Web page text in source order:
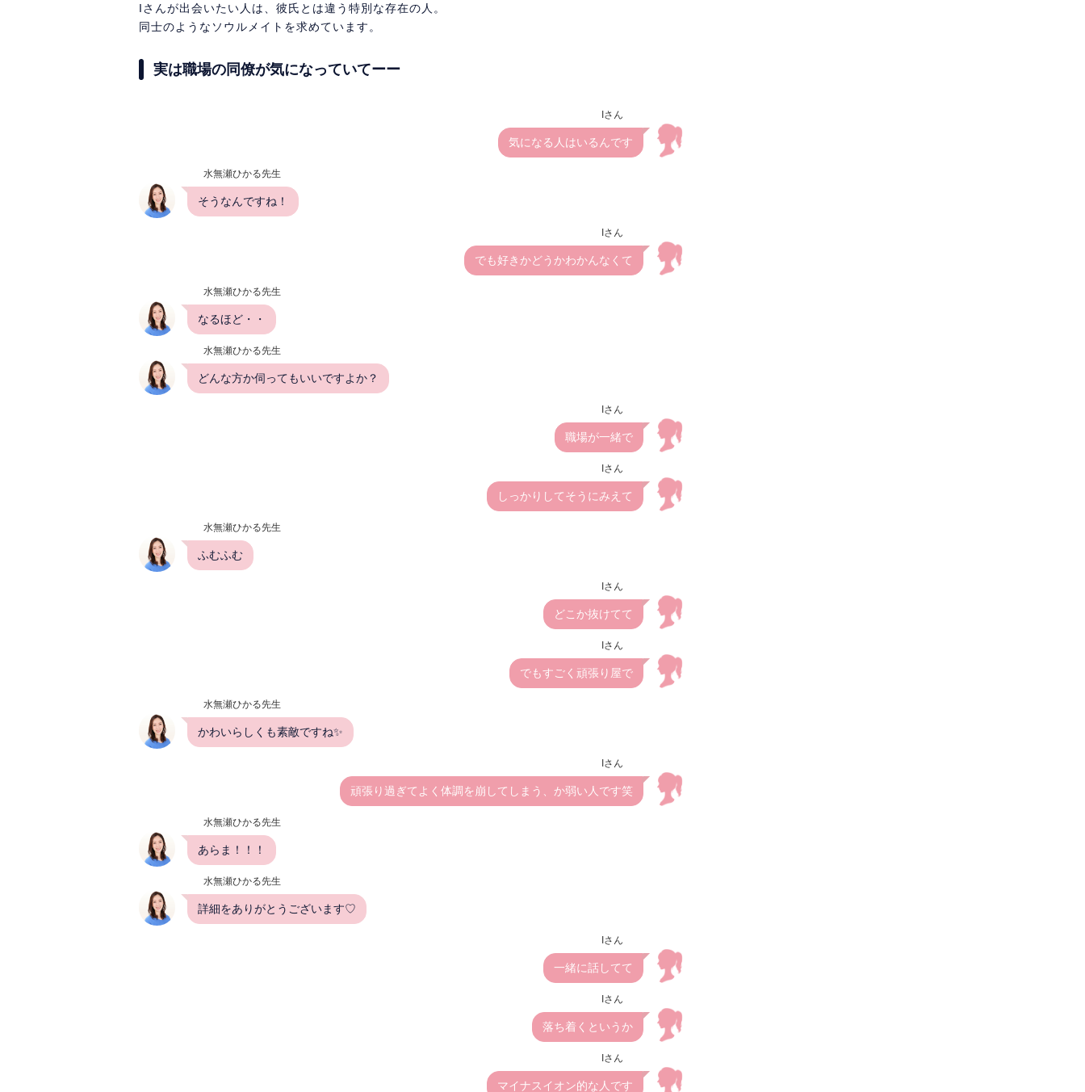
Iさんが出会いたい人は、彼氏とは違う特別な存在の人。
同士のようなソウルメイトを求めています。
実は職場の同僚が気になっていてーー
Iさん
気になる人はいるんです
水無瀬ひかる先生
そうなんですね！
Iさん
でも好きかどうかわかんなくて
水無瀬ひかる先生
なるほど・・
水無瀬ひかる先生
どんな方か伺ってもいいですよか？
Iさん
職場が一緒で
Iさん
しっかりしてそうにみえて
水無瀬ひかる先生
ふむふむ
Iさん
どこか抜けてて
Iさん
でもすごく頑張り屋で
水無瀬ひかる先生
かわいらしくも素敵ですね✨
Iさん
頑張り過ぎてよく体調を崩してしまう、か弱い人です笑
水無瀬ひかる先生
あらま！！！
水無瀬ひかる先生
詳細をありがとうございます♡
Iさん
一緒に話してて
Iさん
落ち着くというか
Iさん
マイナスイオン的な人です